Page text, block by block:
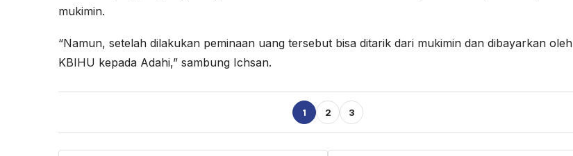
mukimin.
“Namun, setelah dilakukan peminaan uang tersebut bisa ditarik dari mukimin dan dibayarkan oleh
KBIHU kepada Adahi,” sambung Ichsan.
1 2 3